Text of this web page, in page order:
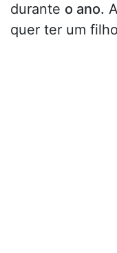
durante o ano.
quer ter um